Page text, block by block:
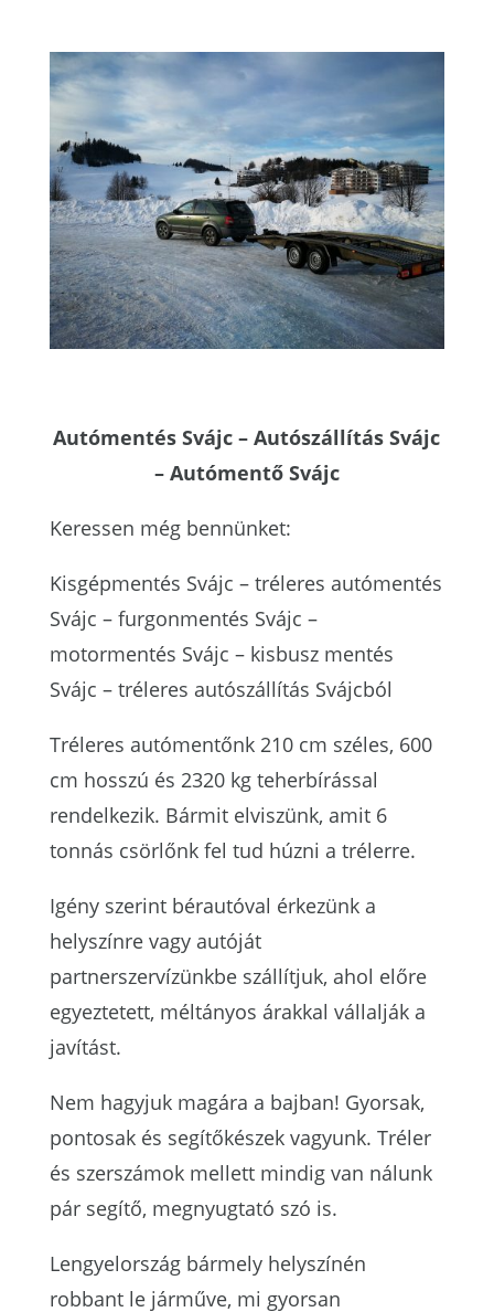
Autómentés Svájc – Autószállítás Svájc
– Autómentő Svájc
Keressen még bennünket:
Kisgépmentés Svájc – tréleres autómentés
Svájc – furgonmentés Svájc –
motormentés Svájc – kisbusz mentés
Svájc – tréleres autószállítás Svájcból
Tréleres autómentőnk 210 cm széles, 600
cm hosszú és 2320 kg teherbírással
rendelkezik. Bármit elviszünk, amit 6
tonnás csörlőnk fel tud húzni a trélerre.
Igény szerint bérautóval érkezünk a
helyszínre vagy autóját
partnerszervízünkbe szállítjuk, ahol előre
egyeztetett, méltányos árakkal vállalják a
javítást.
Nem hagyjuk magára a bajban! Gyorsak,
pontosak és segítőkészek vagyunk. Tréler
és szerszámok mellett mindig van nálunk
pár segítő, megnyugtató szó is.
Lengyelország bármely helyszínén
robbant le járműve, mi gyorsan